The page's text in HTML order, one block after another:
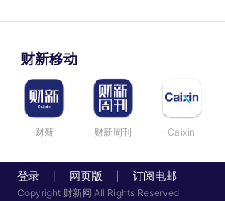
财新移动
财新 财新周刊 Caixin
登录 网页版 订阅电邮
Copyright 财新网 All Rights Reserved